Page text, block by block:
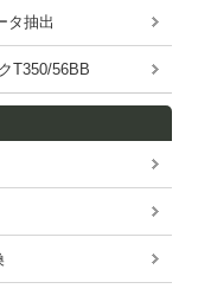
タ抽出
T350/56BB